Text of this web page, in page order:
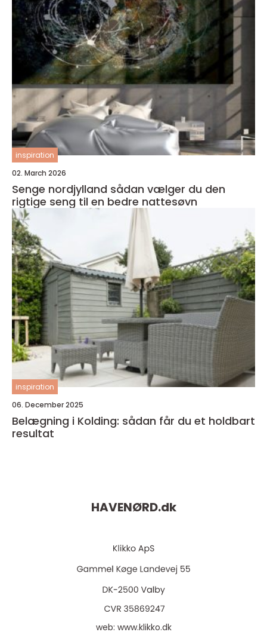
inspiration
02. March 2026
Senge nordjylland sådan vælger du den
rigtige seng til en bedre nattesøvn
inspiration
06. December 2025
Belægning i Kolding: sådan får du et holdbart
resultat
HAVENØRD.dk
web: www.klikko.dk